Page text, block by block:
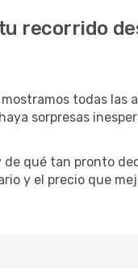
recorrido
todas las
sorpresas
qué tan pronto
y el precio que